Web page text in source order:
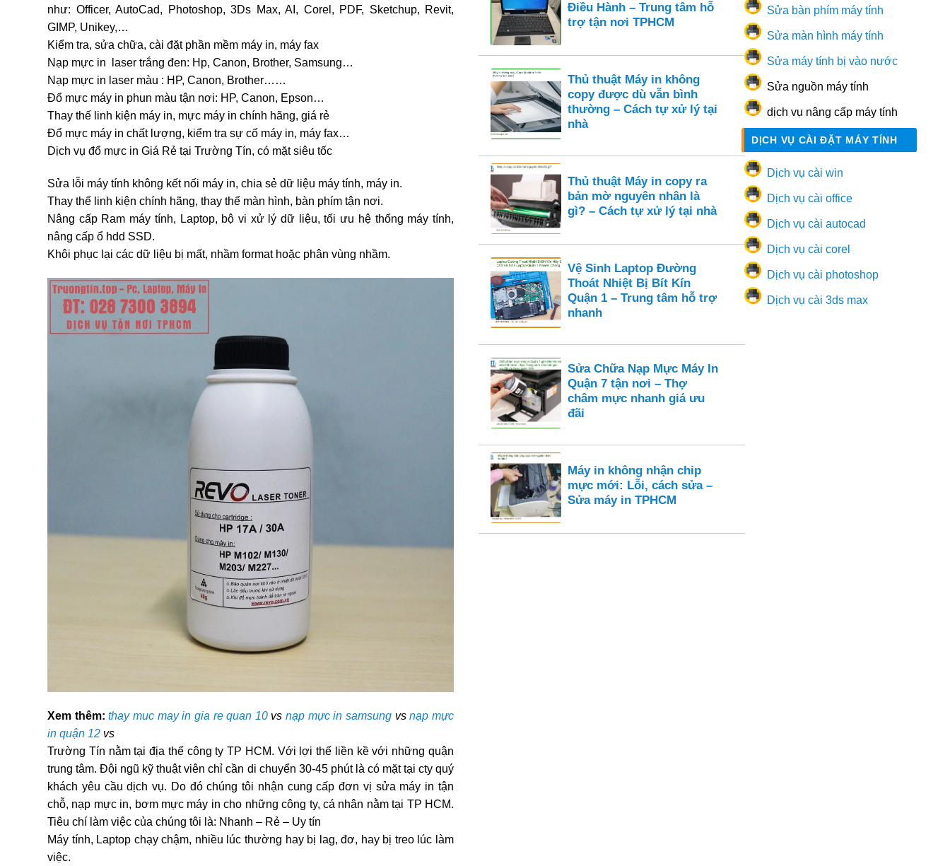
như: Officer, AutoCad, Photoshop, 3Ds Max, AI, Corel, PDF, Sketchup, Revit,
GIMP, Unikey,…
Kiểm tra, sửa chữa, cài đặt phần mềm máy in, máy fax
Nạp mực in laser trắng đen: Hp, Canon, Brother, Samsung…
Nạp mực in laser màu : HP, Canon, Brother……
Đổ mực máy in phun màu tận nơi: HP, Canon, Epson…
Thay thế linh kiện máy in, mực máy in chính hãng, giá rẻ
Đổ mực máy in chất lượng, kiểm tra sự cố máy in, máy fax…
Dịch vụ đổ mực in Giá Rẻ tại Trường Tín, có mặt siêu tốc
Sửa lỗi máy tính không kết nối máy in, chia sẻ dữ liệu máy tính, máy in.
Thay thế linh kiện chính hãng, thay thế màn hình, bàn phím tận nơi.
Nâng cấp Ram máy tính, Laptop, bộ vi xử lý dữ liệu, tối ưu hệ thống máy tính,
nâng cấp ổ hdd SSD.
Khôi phục lại các dữ liệu bị mất, nhầm format hoặc phân vùng nhầm.
Xem thêm: thay muc may in gia re quan 10vsnạp mực in samsung vsnạp mực
in quận 12 vs
Trường Tín nằm tại địa thế công ty TP HCM. Với lợi thế liền kề với những quận
trung tâm. Đội ngũ kỹ thuật viên chỉ cần di chuyển 30-45 phút là có mặt tại cty quý
khách yêu cầu dịch vụ. Do đó chúng tôi nhận cung cấp đơn vị sửa máy in tận
chỗ, nạp mực in, bơm mực máy in cho những công ty, cá nhân nằm tại TP HCM.
Tiêu chí làm việc của chúng tôi là: Nhanh – Rẻ – Uy tín
Máy tính, Laptop chạy chậm, nhiều lúc thường hay bị lag, đơ, hay bị treo lúc làm
việc.
Điều Hành – Trung tâm hỗ
trợ tận nơi TPHCM
Thủ thuật Máy in không
copy được dù vẫn bình
thường – Cách tự xử lý tại
nhà
Thủ thuật Máy in copy ra
bản mờ nguyên nhân là
gì? – Cách tự xử lý tại nhà
Vệ Sinh Laptop Đường
Thoát Nhiệt Bị Bít Kín
Quận 1 – Trung tâm hỗ trợ
nhanh
Sửa Chữa Nạp Mực Máy In
Quận 7 tận nơi – Thợ
châm mực nhanh giá ưu
đãi
Máy in không nhận chip
mực mới: Lỗi, cách sửa –
Sửa máy in TPHCM
Sửa bàn phím máy tính
Sửa màn hình máy tính
Sửa máy tính bị vào nước
Sửa nguồn máy tính
dịch vụ nâng cấp máy tính
DỊCH VỤ CÀI ĐẶT MÁY TÍNH
Dịch vụ cài win
Dịch vụ cài office
Dịch vụ cài autocad
Dịch vụ cài corel
Dịch vụ cài photoshop
Dịch vụ cài 3ds max